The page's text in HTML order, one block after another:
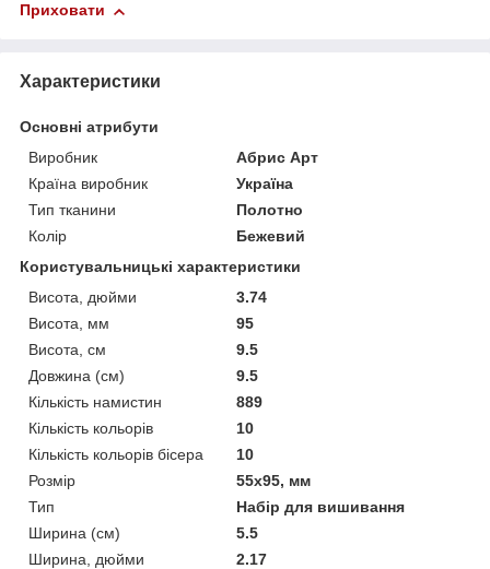
Приховати
Характеристики
Основні атрибути
Виробник
Абрис Арт
Країна виробник
Україна
Тип тканини
Полотно
Колір
Бежевий
Користувальницькі характеристики
Висота, дюйми
3.74
Висота, мм
95
Висота, см
9.5
Довжина (см)
9.5
Кількість намистин
889
Кількість кольорів
10
Кількість кольорів бісера
10
Розмір
55x95, мм
Тип
Набір для вишивання
Ширина (см)
5.5
Ширина, дюйми
2.17